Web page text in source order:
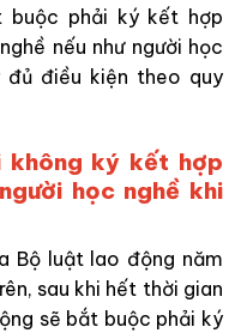
buộc phải ký kết hợp
nếu như người học
điều kiện theo quy
không ký kết hợp
học nghề khi
Bộ luật lao động năm
sau khi hết thời gian
sẽ bắt buộc phải ký